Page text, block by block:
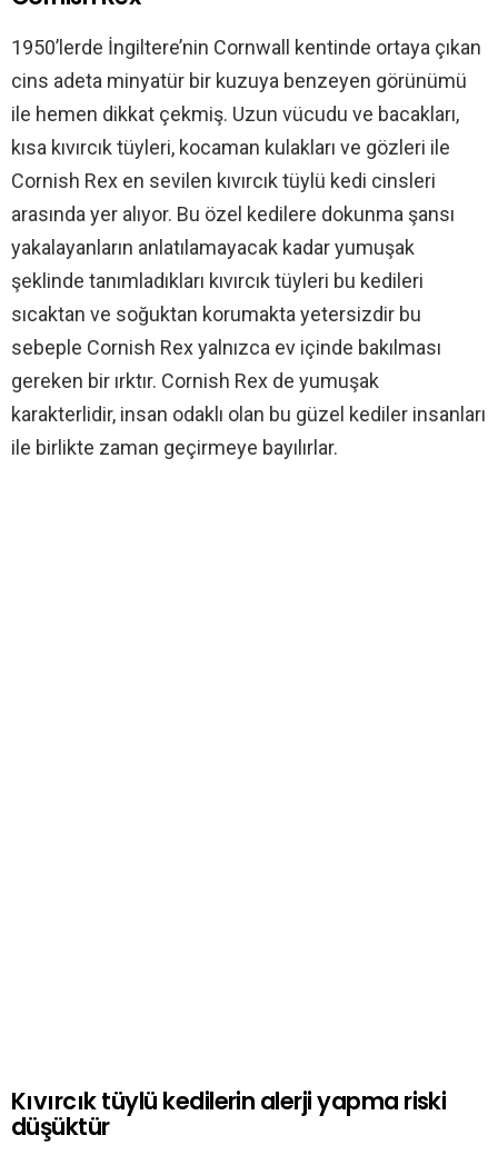
1950’lerde İngiltere’nin Cornwall kentinde ortaya çıkan
cins adeta minyatür bir kuzuya benzeyen görünümü
ile hemen dikkat çekmiş. Uzun vücudu ve bacakları,
kısa kıvırcık tüyleri, kocaman kulakları ve gözleri ile
Cornish Rex en sevilen kıvırcık tüylü kedi cinsleri
arasında yer alıyor. Bu özel kedilere dokunma şansı
yakalayanların anlatılamayacak kadar yumuşak
şeklinde tanımladıkları kıvırcık tüyleri bu kedileri
sıcaktan ve soğuktan korumakta yetersizdir bu
sebeple Cornish Rex yalnızca ev içinde bakılması
gereken bir ırktır. Cornish Rex de yumuşak
karakterlidir, insan odaklı olan bu güzel kediler insanları
ile birlikte zaman geçirmeye bayılırlar.
Kıvırcık tüylü kedilerin alerji yapma riski
düşüktür